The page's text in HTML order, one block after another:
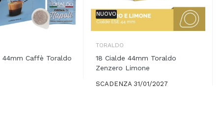
44mm Caffè Toraldo
NUOVO
TORALDO
18 Cialde 44mm Toraldo
Zenzero Limone
SCADENZA 31/01/2027